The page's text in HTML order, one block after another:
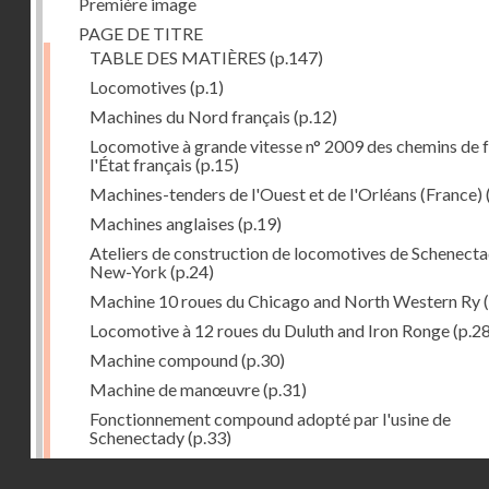
PAGE DE TITRE
TABLE DES MATIÈRES (p.147)
Locomotives (p.1)
Machines du Nord français (p.12)
Locomotive à grande vitesse n° 2009 des chemins de
l'État français (p.15)
Machines-tenders de l'Ouest et de l'Orléans (France)
Machines anglaises (p.19)
Ateliers de construction de locomotives de
New-York (p.24)
Machine 10 roues du Chicago and North Western Ry
Locomotive à 12 roues du Duluth and Iron Ronge
Machine compound(p.30)
Machine de manœuvre(p.31)
Fonctionnement compound adopté par l'usine de
Schenectady(p.33)